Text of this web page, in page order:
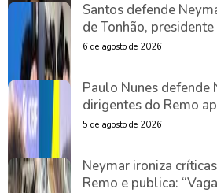
Santos defende
de Tonhão,
6 de agosto de 2026
Paulo Nunes defende
dirigentes do Remo
5 de agosto de 2026
Neymar ironiza
Remo e publica: